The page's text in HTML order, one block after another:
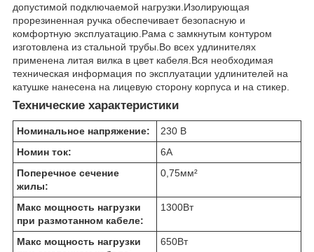
допустимой подключаемой нагрузки.Изолирующая
прорезиненная ручка обеспечивает безопасную и
комфортную эксплуатацию.Рама с замкнутым контуром
изготовлена из стальной трубы.Во всех удлинителях
применена литая вилка в цвет кабеля.Вся необходимая
техническая информация по эксплуатации удлинителей на
катушке нанесена на лицевую сторону корпуса и на стикер.
Технические характеристики
Номинальное напряжение:
230 В
Номин ток:
6А
Поперечное сечение
жилы:
0,75мм²
Макс мощность нагрузки
при размотанном кабеле:
1300Вт
Макс мощность нагрузки
650Вт